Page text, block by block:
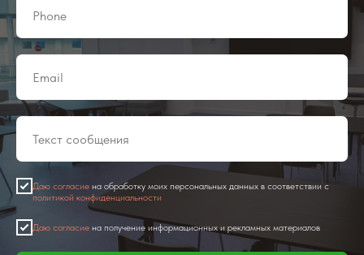
Даю согласие на обработку моих персональных данных в соответствии с
политикой конфиденциальности
Даю согласие на получение информационных и рекламных материалов